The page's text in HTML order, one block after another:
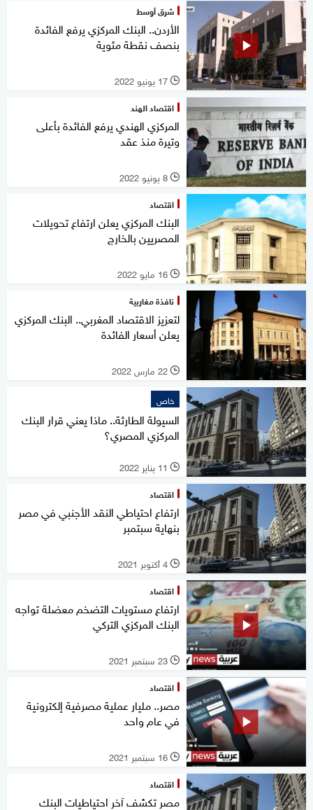
شرق أوسط
الأردن.. البنك المركزي يرفع الفائدة
بنصف نقطة مئوية
l 17 يونيو 2022
اقتصاد الهند
المركزي الهندي يرفع الفائدة بأعلى
وتيرة منذ عقد
l 8 يونيو 2022
اقتصاد
البنك المركزي يعلن ارتفاع تحويلات
المصريين بالخارج
l 16 مايو 2022
نافذة مغاربية
لتعزيز الاقتصاد المغربي.. البنك المركزي
يعلن أسعار الفائدة
l 22 مارس 2022
خاص
السيولة الطارئة.. ماذا يعني قرار البنك
المركزي المصري؟
l 11 يناير 2022
اقتصاد
ارتفاع احتياطي النقد الأجنبي في مصر
بنهاية سبتمبر
l 4 أكتوبر 2021
اقتصاد
ارتفاع مستويات التضخم معضلة تواجه
البنك المركزي التركي
l 23 سبتمبر 2021
اقتصاد
مصر.. مليار عملية مصرفية إلكترونية
في عام واحد
l 16 سبتمبر 2021
اقتصاد
مصر تكشف آخر احتياطيات البنك